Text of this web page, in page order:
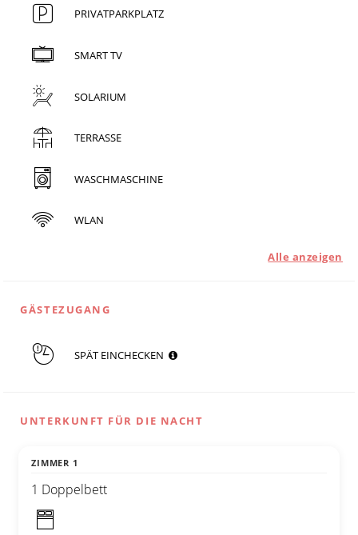
PRIVATPARKPLATZ
SMART TV
SOLARIUM
TERRASSE
WASCHMASCHINE
WLAN
Alle anzeigen
GÄSTEZUGANG
SPÄT EINCHECKEN
UNTERKUNFT FÜR DIE NACHT
ZIMMER 1
1 Doppelbett